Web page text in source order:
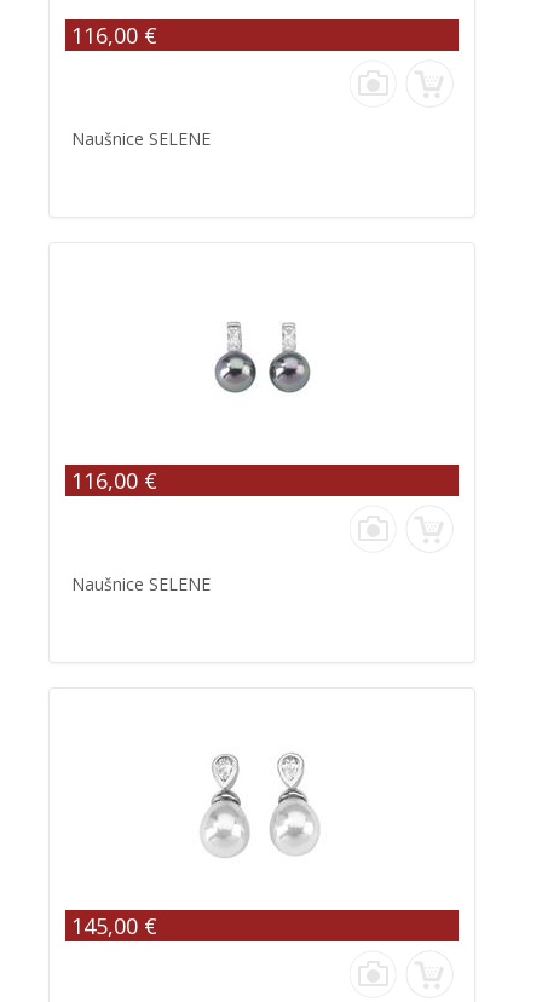
116,00 €
Naušnice SELENE
116,00 €
Naušnice SELENE
145,00 €